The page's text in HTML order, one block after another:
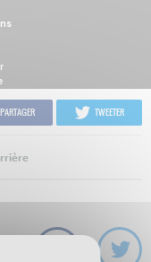
PARTAGER TWEETER